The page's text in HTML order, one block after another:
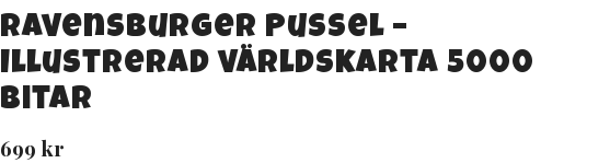
Ravensburger Pussel –
Illustrerad världskarta 5000
bitar
699 kr